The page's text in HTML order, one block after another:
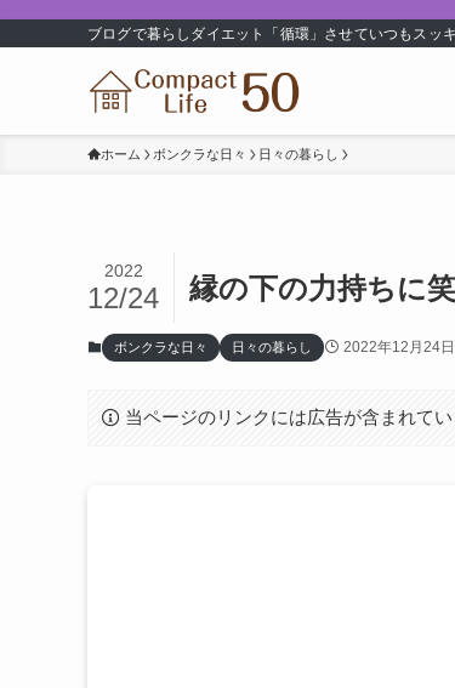
ブログで暮らしダイエット「循環」させていつもスッ
ホーム ボンクラな日々 日々の暮らし
縁の下の力持ちに
2022
12/24
ボンクラな日々 日々の暮らし 2022年12月24日
当ページのリンクには広告が含まれてい